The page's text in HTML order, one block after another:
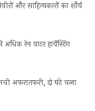
और साहित्यकारों का शौर्य
रेन वाटर हार्वेस्टिंग
अफरातफरी, दो घंटे चला